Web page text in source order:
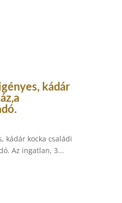
kádár
kádár kocka családi
Az ingatlan, 3...